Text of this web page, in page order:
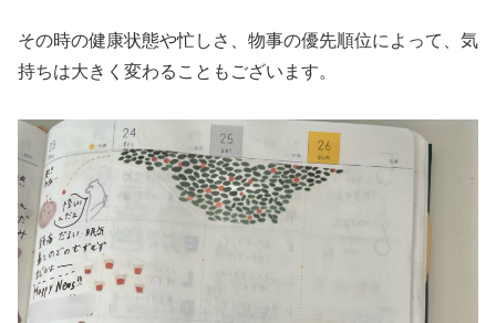
その時の健康状態や忙しさ、物事の優先順位によって、気
持ちは大きく変わることもございます。